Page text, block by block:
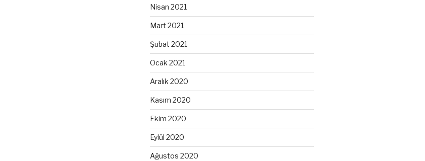
Nisan 2021
Mart 2021
Şubat 2021
Ocak 2021
Aralık 2020
Kasım 2020
Ekim 2020
Eylül 2020
Ağustos 2020